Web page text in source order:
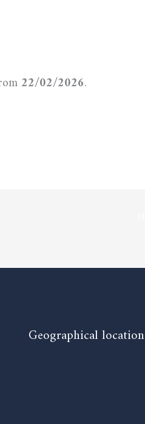
22/02/2026.
Geographical location